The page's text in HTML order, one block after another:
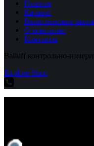
найденоГлавная
Каталог
Выполненные
О компании
Контакты
Balluff контрольно-
Explore Shop